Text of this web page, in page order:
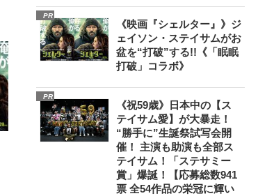
PR
《映画『シェルター』》ジ
ェイソン・ステイサムがお
盆を“打破”する!!《「眠眠
打破」コラボ》
PR
《祝59歳》日本中の【ス
テイサム愛】が大暴走！
“勝手に”生誕祭試写会開
催！ 主演も助演も全部ス
テイサム！「ステサミー
賞」爆誕！【応募総数941
票 全54作品の栄冠に輝い